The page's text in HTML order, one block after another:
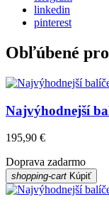
linkedin
pinterest
Obľúbené
Najvýhodnejší
195,90 €
Doprava zadarmo
shopping-cart Kúpiť